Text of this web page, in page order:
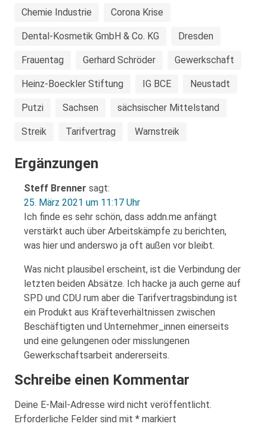
Chemie Industrie Corona Krise
Dental-Kosmetik GmbH & Co. KG Dresden
Frauentag Gerhard Schröder Gewerkschaft
Heinz-Boeckler Stiftung IG BCE Neustadt
Putzi Sachsen sächsischer Mittelstand
Streik Tarifvertrag Warnstreik
Ergänzungen
Steff Brenner sagt:
25. März 2021 um 11:17 Uhr
Ich finde es sehr schön, dass addn.me anfängt
verstärkt auch über Arbeitskämpfe zu berichten,
was hier und anderswo ja oft außen vor bleibt.
Was nicht plausibel erscheint, ist die Verbindung der
letzten beiden Absätze. Ich hacke ja auch gerne auf
SPD und CDU rum aber die Tarifvertragsbindung ist
ein Produkt aus Kräfteverhältnissen zwischen
Beschäftigten und Unternehmer_innen einerseits
und eine gelungenen oder misslungenen
Gewerkschaftsarbeit andererseits.
Schreibe einen Kommentar
Deine E-Mail-Adresse wird nicht veröffentlicht.
Erforderliche Felder sind mit * markiert